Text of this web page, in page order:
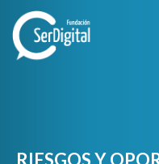
content
RIESGOS Y